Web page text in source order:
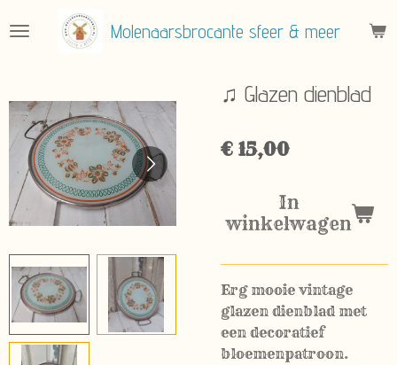
direct
hoofdinhoud
Molenaarsbrocante sfeer & meer
♫ Glazen dienblad
€ 15,00
In
winkelwagen
Erg mooie vintage
glazen dienblad met
een decoratief
bloemenpatroon.